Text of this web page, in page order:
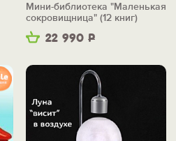
22 990 Р
Мини-библиотека "Маленькая
сокровищница" (12 книг)